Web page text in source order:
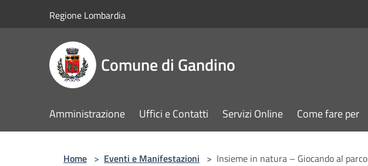
Regione Lombardia
Comune di Gandino
Amministrazione Uffici e Contatti Servizi Online Come fare per
Home > Eventi e Manifestazioni > Insieme in natura – Giocando al parco